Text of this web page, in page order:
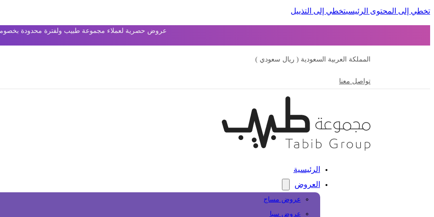
تخطي إلى المحتوى الرئيسيتخطي إلى التذييل
عروض حصرية لعملاء مجموعة طبيب ولفترة محدودة بخصومات
المملكة العربية السعودية ( ريال سعودي )
تواصل معنا
الرئيسية
العروض
عروض مساج
عروض سبا